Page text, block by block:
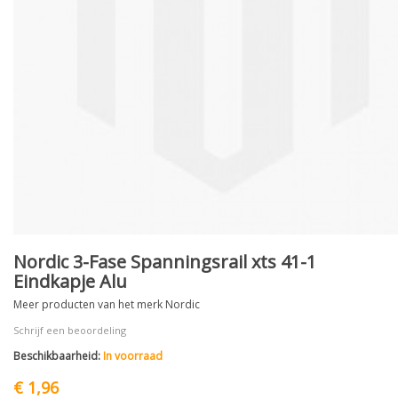
Nordic 3-Fase Spanningsrail xts 41-1
Eindkapje Alu
Meer producten van het merk Nordic
Schrijf een beoordeling
Beschikbaarheid:In voorraad
€ 1,96